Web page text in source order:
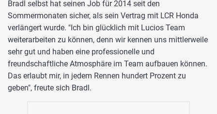
Bradl selbst hat seinen Job für 2014 seit den
Sommermonaten sicher, als sein Vertrag mit LCR Honda
verlängert wurde. "Ich bin glücklich mit Lucios Team
weiterarbeiten zu können, denn wir kennen uns mittlerweile
sehr gut und haben eine professionelle und
freundschaftliche Atmosphäre im Team aufbauen können.
Das erlaubt mir, in jedem Rennen hundert Prozent zu
geben", freute sich Bradl.